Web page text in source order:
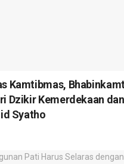
Kamtibmas,
Dzikir Kemerdekaan dan
Syatho